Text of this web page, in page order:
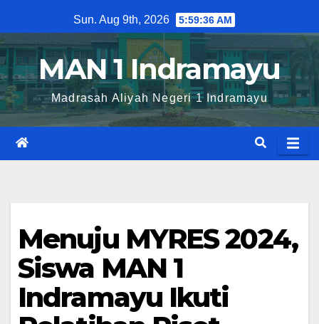
to
content
Sun. Aug 9th, 2026 5:59:36 AM
MAN 1 Indramayu
Madrasah Aliyah Negeri 1 Indramayu
Menuju MYRES 2024,
Siswa MAN 1
Indramayu Ikuti